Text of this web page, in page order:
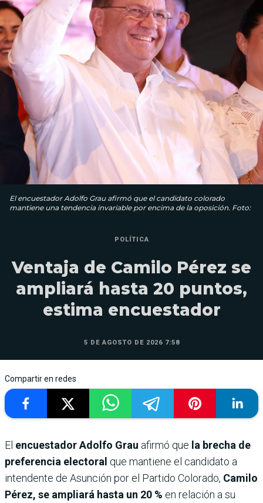
El encuestador Adolfo Grau afirmó que el candidato colorado
mantiene una tendencia invariable por encima de la oposición. Foto:
POLÍTICA
Ventaja de Camilo Pérez se
ampliará hasta 20 puntos,
estima encuestador
5 DE AGOSTO DE 2026 7:58
Compartir en redes
El encuestador Adolfo Grau afirmó que la brecha de
preferencia electoral que mantiene el candidato a
intendente de Asunción por el Partido Colorado, Camilo
Pérez, se ampliará hasta un 20 % en relación a su